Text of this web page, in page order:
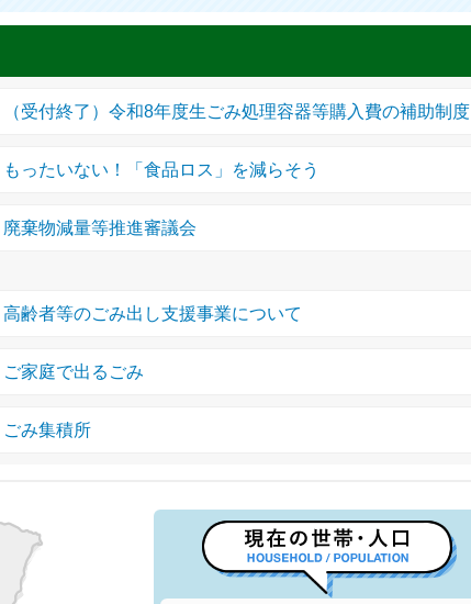
（受付終了）令和8年度生ごみ処理容器等購入費の補助制度
もったいない！「食品ロス」を減らそう
廃棄物減量等推進審議会
高齢者等のごみ出し支援事業について
ご家庭で出るごみ
ごみ集積所